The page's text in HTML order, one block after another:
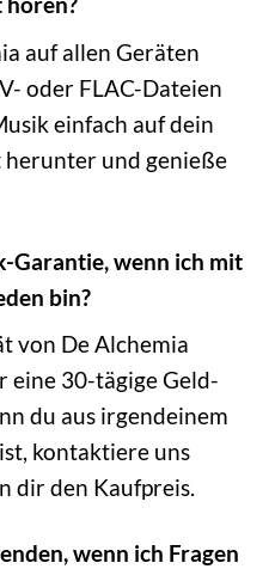
auf allen Geräten
oder FLAC-Dateien
einfach auf dein
herunter und genieße
Garantie, wenn ich mit
bin?
von De Alchemia
eine 30-tägige Geld-
du aus irgendeinem
kontaktiere uns
dir den Kaufpreis.
wenn ich Fragen